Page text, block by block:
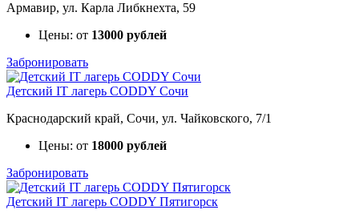
Армавир, ул. Карла Либкнехта, 59
Цены: от 13000 рублей
Забронировать
Детский IT лагерь CODDY Сочи
Краснодарский край, Сочи, ул. Чайковского, 7/1
Цены: от 18000 рублей
Забронировать
Детский IT лагерь CODDY Пятигорск